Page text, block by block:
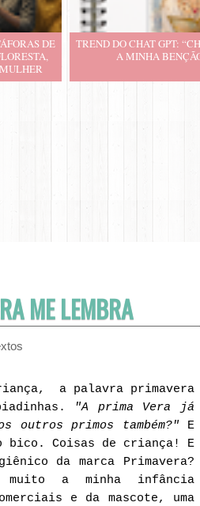
DE
TREND DO CHAT GPT:
A MINHA
ME LEMBRA
a palavra primavera
"A prima Vera já
outros primos também?" E
bico. Coisas de criança! E
da marca Primavera?
muito a minha infância
e da mascote, uma